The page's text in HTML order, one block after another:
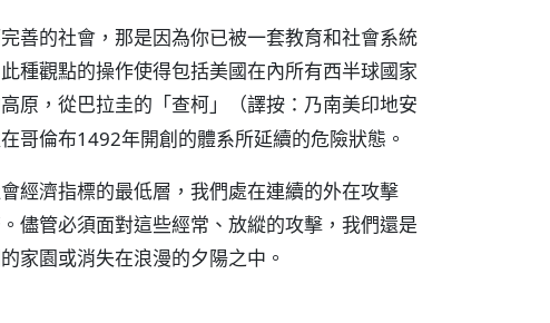
善的社會，那是因為你已被一套教育和社會系統
種觀點的操作使得包括美國在內所有西半球國家
原，從巴拉圭的「查柯」（譯按：乃南美印地安
哥倫布1492年開創的體系所延續的危險狀態。
經濟指標的最低層，我們處在連續的外在攻擊
儘管必須面對這些經常、放縱的攻擊，我們還是
家園或消失在浪漫的夕陽之中。